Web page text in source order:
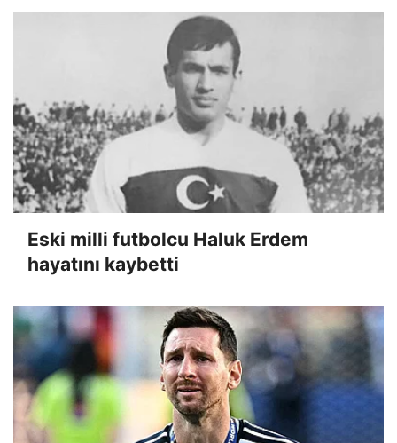
fazlası çıktı!'
Eski milli futbolcu Haluk Erdem
hayatını kaybetti